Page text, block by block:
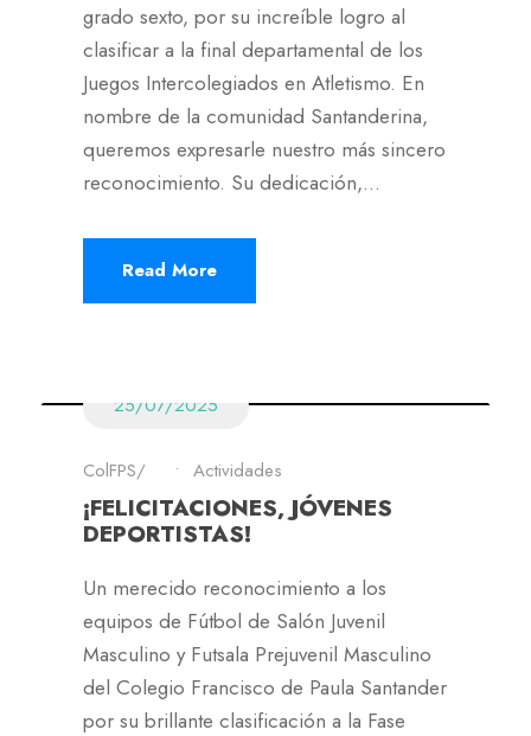
grado sexto, por su increíble logro al
clasificar a la final departamental de los
Juegos Intercolegiados en Atletismo. En
nombre de la comunidad Santanderina,
queremos expresarle nuestro más sincero
reconocimiento. Su dedicación,...
Read More
25/07/2025
ColFPS • Actividades
¡FELICITACIONES, JÓVENES
DEPORTISTAS!
Un merecido reconocimiento a los
equipos de Fútbol de Salón Juvenil
Masculino y Futsala Prejuvenil Masculino
del Colegio Francisco de Paula Santander
por su brillante clasificación a la Fase